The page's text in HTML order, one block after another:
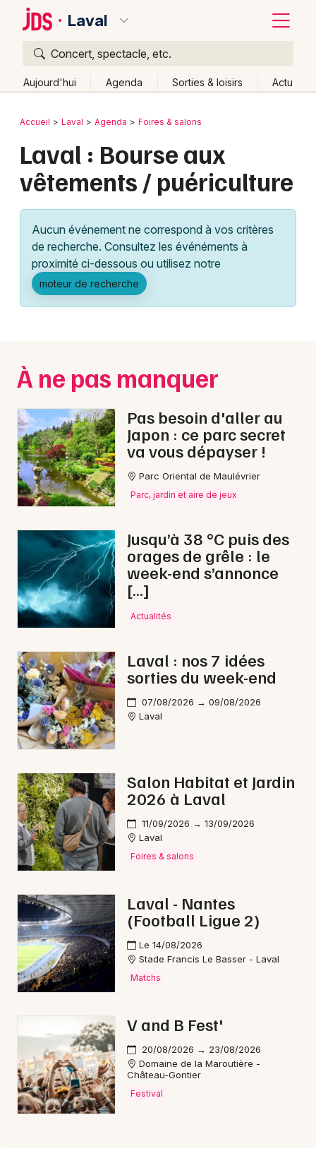
Laval
Concert, spectacle, etc.
Aujourd'hui Agenda Sorties & loisirs Actu
Publier un événement
Grands événements
Activité & Expérience
Manifestations
Foires & salons
Concerts
Sports
Soirées
Sorties famille
Sorties & loisirs
Bourse vêtements en Mayenne
Bourse vêtements dans les Pays de la Loire
Newsletter des sorties
Artistes en tournée
Actus à Laval
Magazine à Laval
53 - Mayenne
Choisir mes départements
Mon email
Je m'abonne
Bordeaux
Colmar
Lille
Lyon
Marseille
Mulhouse
Nice
Paris
Strasbourg
Toulouse
Toutes les villes
Retour
Accueil Laval Agenda Foires & salons
Laval : Bourse aux
vêtements / puériculture
Aucun événement ne correspond à vos critères
de recherche. Consultez les événéments à
proximité ci-dessous ou utilisez notre
moteur de recherche
À ne pas manquer
Pas besoin d'aller au
Japon : ce parc secret
va vous dépayser !
Parc Oriental de Maulévrier
Parc, jardin et aire de jeux
Jusqu’à 38 °C puis des
orages de grêle : le
week-end s’annonce
[…]
Actualités
Laval : nos 7 idées
sorties du week-end
07/08/2026 → 09/08/2026
Laval
Salon Habitat et Jardin
2026 à Laval
11/09/2026 → 13/09/2026
Laval
Foires & salons
Laval - Nantes
(Football Ligue 2)
Le 14/08/2026
Stade Francis Le Basser - Laval
Matchs
V and B Fest'
20/08/2026 → 23/08/2026
Domaine de la Maroutière -
Château-Gontier
Festival
Quoi ?
Où ?
Partout
Près de moi Changer de lieu
Quand ?
Effacer les dates
Aujourd'hui
Demain Ce week-end Autre